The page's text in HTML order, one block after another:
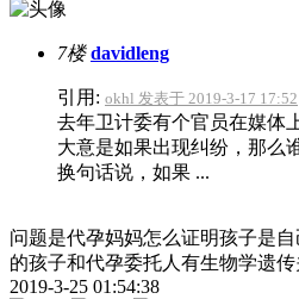
7楼 davidleng
引用: okhl 发表于 2019-3-17 17:52
去年卫计委有个官员在媒体
大意是如果出现纠纷，那么
换句话说，如果 ...
问题是代孕妈妈怎么证明孩子是
的孩子和代孕委托人有生物学遗传
2019-3-25 01:54:38